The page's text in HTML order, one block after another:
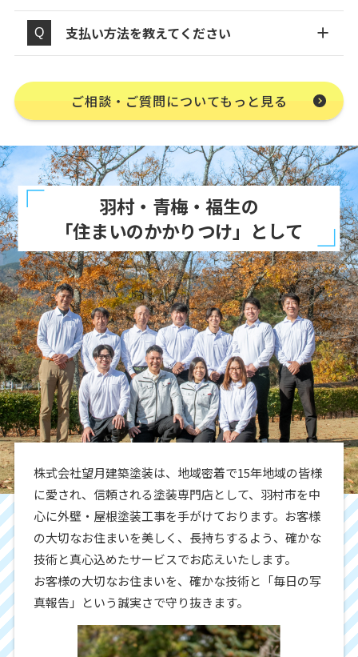
支払い方法を教えてください
ご相談・ご質問についてもっと見る
羽村・青梅・福生の
「住まいのかかりつけ」として
株式会社望月建築塗装は、地域密着で15年地域の皆様
に愛され、信頼される塗装専門店として、羽村市を中
心に外壁・屋根塗装工事を手がけております。お客様
の大切なお住まいを美しく、長持ちするよう、確かな
技術と真心込めたサービスでお応えいたします。
お客様の大切なお住まいを、確かな技術と「毎日の写
真報告」という誠実さで守り抜きます。